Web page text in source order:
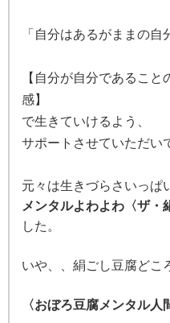
「自分はあるがままの自
【自分が自分であるこ
感】
で生きていけるよう、
サポートさせていただい
元々は生きづらさいっぱ
メンタルよわよわ〈ザ・
した。
いや、、 絹ごし豆腐どこ
〈おぼろ豆腐メンタル人